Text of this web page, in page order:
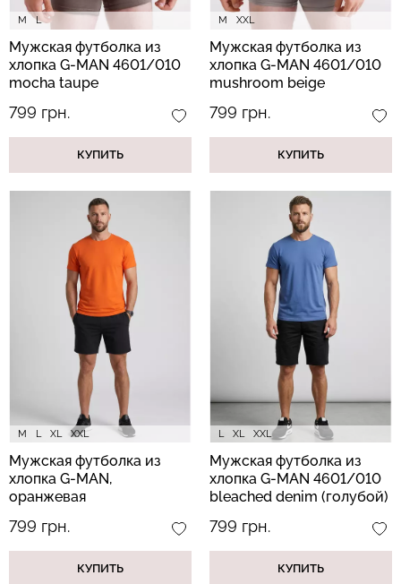
M L
Мужская футболка из
хлопка G-MAN 4601/010
mocha taupe
799 грн.
КУПИТЬ
M XXL
Мужская футболка из
хлопка G-MAN 4601/010
mushroom beige
799 грн.
КУПИТЬ
M L XL XXL
Мужская футболка из
хлопка G-MAN,
оранжевая
799 грн.
КУПИТЬ
L XL XXL
Мужская футболка из
хлопка G-MAN 4601/010
bleached denim (голубой)
799 грн.
КУПИТЬ